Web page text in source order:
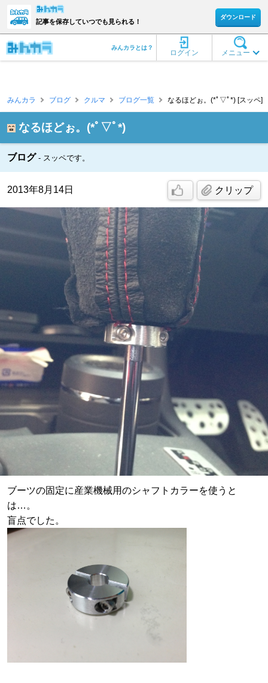
記事を保存していつでも見られる！
ダウンロード
メニュー
ログイン
みんカラとは？
みんカラ ブログ クルマ ブログ一覧 なるほどぉ。(*ﾟ▽ﾟ*) [スッペ]
なるほどぉ。(*ﾟ▽ﾟ*)
ブログ スッペです。
2013年8月14日 クリップ
ブーツの固定に産業機械用のシャフトカラーを使うと
は…。
盲点でした。